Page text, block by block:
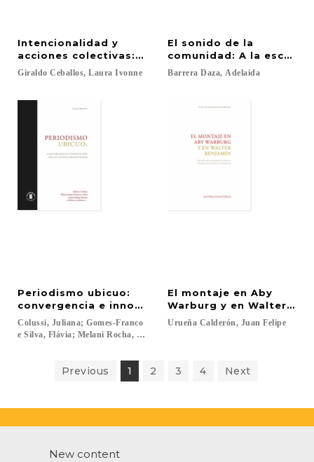
Intencionalidad y
acciones colectivas: Una lectura desde Searle e
Giraldo Ceballos, Laura Ivonne
El sonido de la
comunidad: A la
Barrera Daza, Adelaida
Periodismo ubicuo:
convergencia e innovación en las nuevas
Colussi, Juliana; Gomes-Franco
e Silva, Flávia; Melani Rocha, Paula...
El montaje en Aby
Warburg y en Walter
Urueña Calderón, Juan Felipe
Previous 1 2 3 4 Next
New content